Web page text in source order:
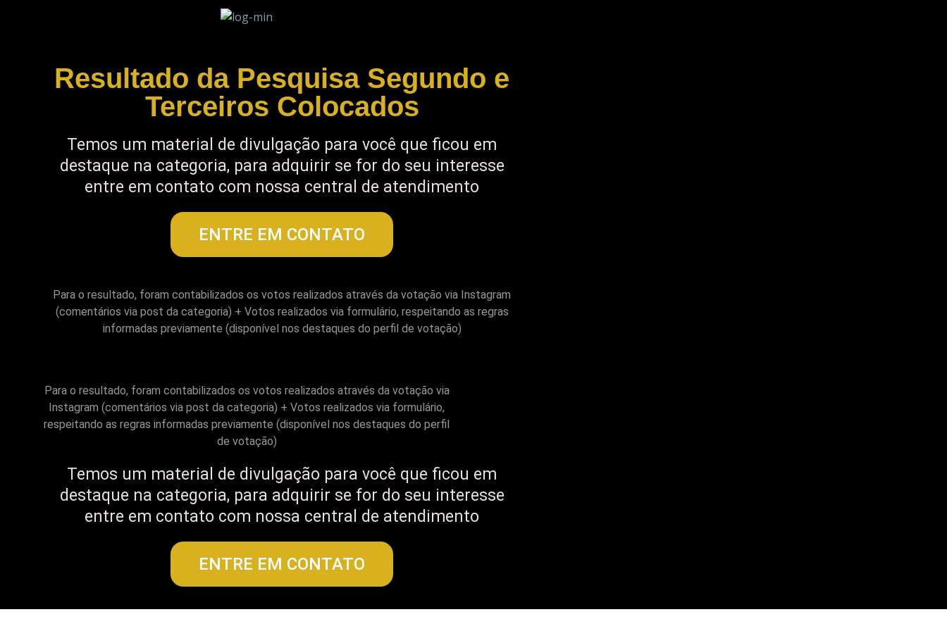
Resultado da Pesquisa Segundo e
Terceiros Colocados
Temos um material de divulgação para você que ficou em
destaque na categoria, para adquirir se for do seu interesse
entre em contato com nossa central de atendimento
ENTRE EM CONTATO
Para o resultado, foram contabilizados os votos realizados através da votação via Instagram
(comentários via post da categoria) + Votos realizados via formulário, respeitando as regras
informadas previamente (disponível nos destaques do perfil de votação)
Para o resultado, foram contabilizados os votos realizados através da votação via
Instagram (comentários via post da categoria) + Votos realizados via formulário,
respeitando as regras informadas previamente (disponível nos destaques do perfil
de votação)
Temos um material de divulgação para você que ficou em
destaque na categoria, para adquirir se for do seu interesse
entre em contato com nossa central de atendimento
ENTRE EM CONTATO